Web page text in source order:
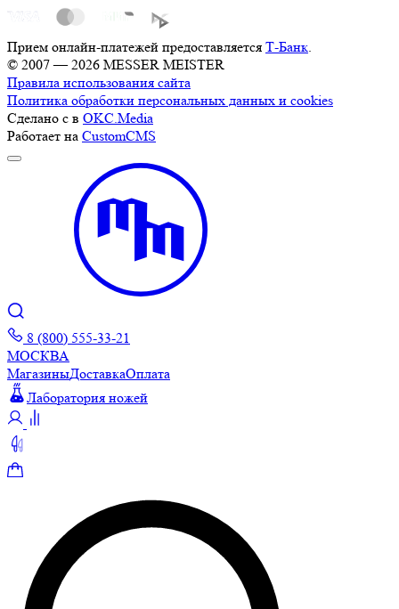
Прием онлайн-платежей предоставляется Т-Банк.
© 2007 — 2026 MESSER MEISTER
Правила использования сайта
Политика обработки персональных данных и cookies
Сделано с в OKC.Media
Работает на CustomCMS
8 (800) 555-33-21
МОСКВА
МагазиныДоставкаОплата
Лаборатория ножей